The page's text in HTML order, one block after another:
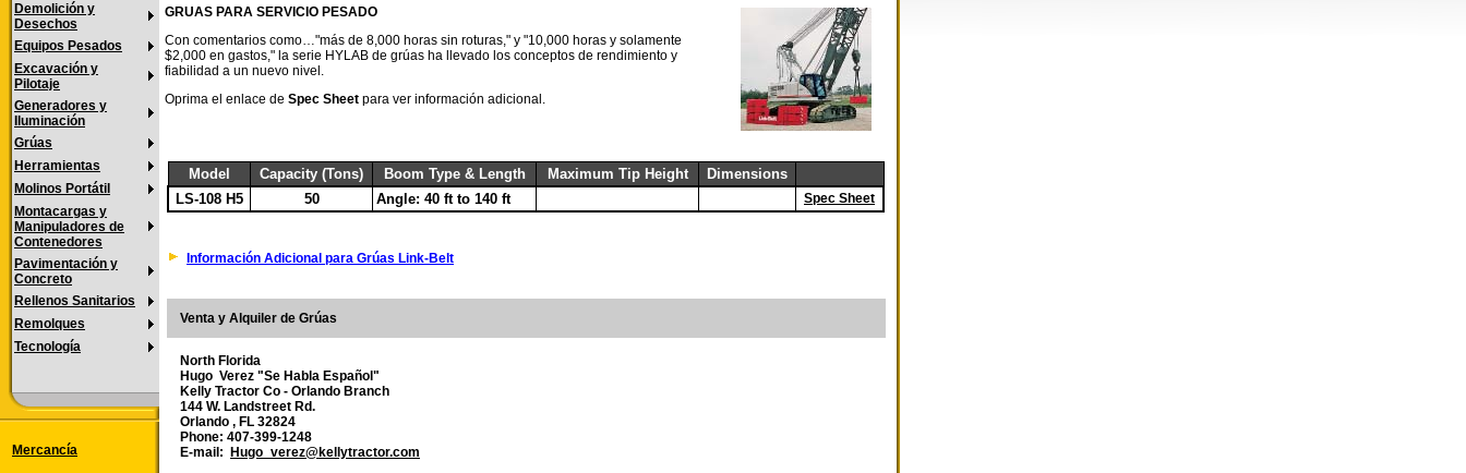
Demolición y
Desechos
Equipos Pesados
Excavación y
Pilotaje
Generadores y
Iluminación
Grúas
Herramientas
Molinos Portátil
Montacargas y
Manipuladores de
Contenedores
Pavimentación y
Concreto
Rellenos Sanitarios
Remolques
Tecnología
Mercancía
GRUAS PARA SERVICIO PESADO
Con comentarios como…"más de 8,000 horas sin roturas," y "10,000 horas y solamente
$2,000 en gastos," la serie HYLAB de grúas ha llevado los conceptos de rendimiento y
fiabilidad a un nuevo nivel.
Oprima el enlace de Spec Sheet para ver información adicional.
Model Capacity (Tons) Boom Type & Length Maximum Tip Height
Dimensions
LS-108 H5
50 Angle: 40 ft to 140 ft Spec Sheet
Información Adicional para Grúas Link-Belt
Venta y Alquiler de Grúas
North Florida
Hugo Verez "Se Habla Español"
Kelly Tractor Co - Orlando Branch
144 W. Landstreet Rd.
Orlando , FL 32824
Phone: 407-399-1248
E-mail:
Hugo_verez@kellytractor.com